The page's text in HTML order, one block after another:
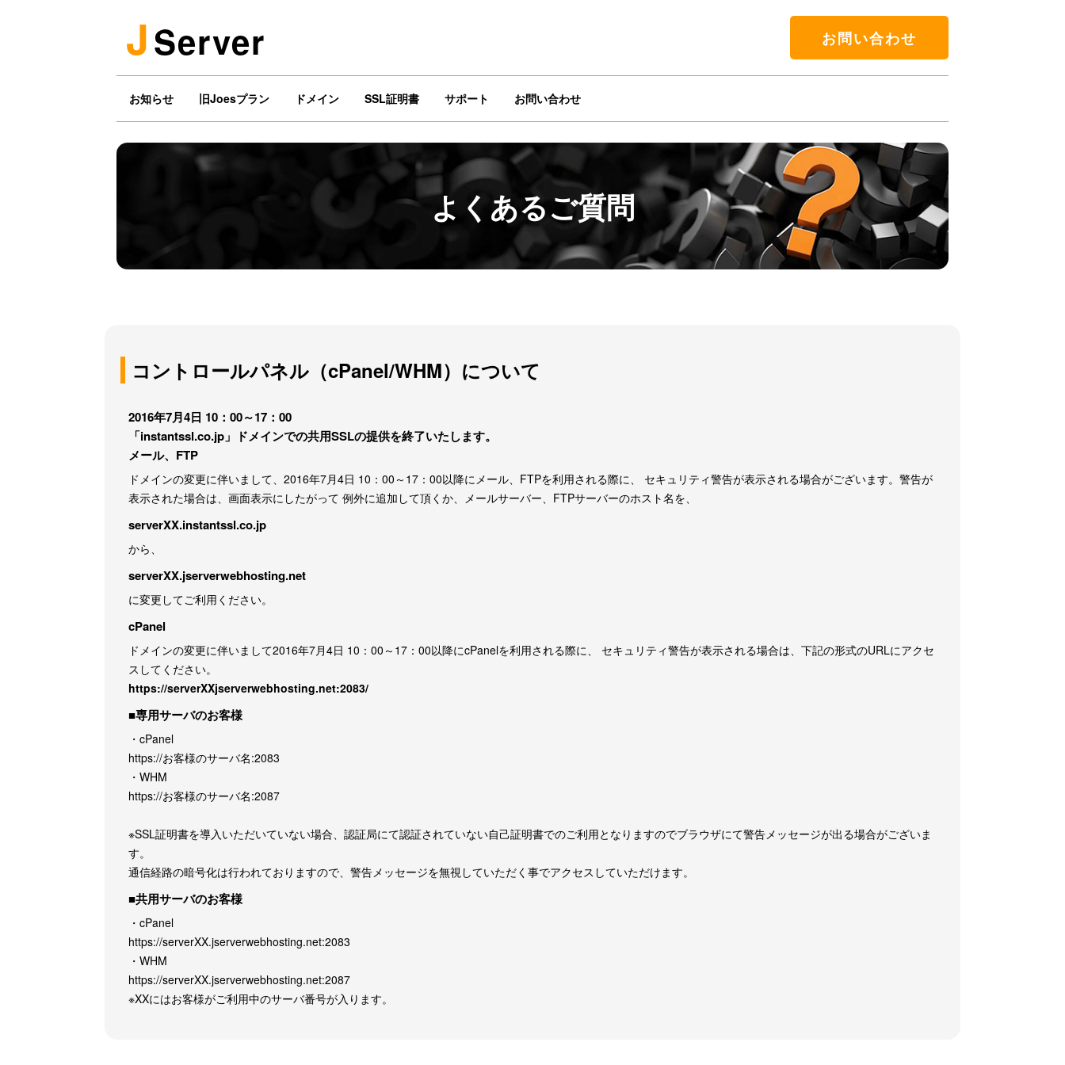
JServer お問い合わせ
お知らせ 旧Joesプラン ドメイン SSL証明書 サポート お問い合わせ
よくあるご質問
コントロールパネル（cPanel/WHM）について
2016年7月4日 10：00～17：00
「instantssl.co.jp」ドメインでの共用SSLの提供を終了いたします。
メール、FTP
ドメインの変更に伴いまして、2016年7月4日 10：00～17：00以降にメール、FTPを利用される際に、 セキュリティ警告が表示される場合がございます。警告が
表示された場合は、画面表示にしたがって 例外に追加して頂くか、メールサーバー、FTPサーバーのホスト名を、
serverXX.instantssl.co.jp
から、
serverXX.jserverwebhosting.net
に変更してご利用ください。
cPanel
ドメインの変更に伴いまして2016年7月4日 10：00～17：00以降にcPanelを利用される際に、 セキュリティ警告が表示される場合は、下記の形式のURLにアクセ
スしてください。
https://serverXXjserverwebhosting.net:2083/
■専用サーバのお客様
・cPanel
https://お客様のサーバ名:2083
・WHM
https://お客様のサーバ名:2087
※SSL証明書を導入いただいていない場合、認証局にて認証されていない自己証明書でのご利用となりますのでブラウザにて警告メッセージが出る場合がございま
す。
通信経路の暗号化は行われておりますので、警告メッセージを無視していただく事でアクセスしていただけます。
■共用サーバのお客様
・cPanel
https://serverXX.jserverwebhosting.net:2083
・WHM
https://serverXX.jserverwebhosting.net:2087
※XXにはお客様がご利用中のサーバ番号が入ります。